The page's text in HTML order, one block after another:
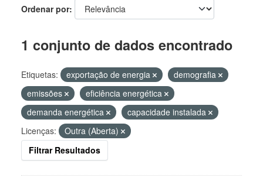
Ordenar por
1 conjunto de dados encontrado
Etiquetas: exportação de energia
demografia
emissões
eficiência energética
demanda energética
capacidade instalada
Licenças:
Outra (Aberta)
Filtrar Resultados